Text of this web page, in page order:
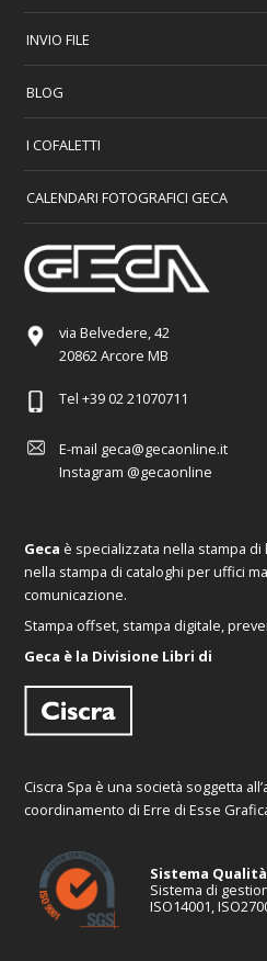
INVIO FILE
BLOG
I COFALETTI
CALENDARI FOTOGRAFICI GECA
via Belvedere, 42
20862 Arcore MB
Tel +39 02 21070711
E-mail geca@gecaonline.it
Instagram @gecaonline
Geca è specializzata nella stampa
nella stampa di cataloghi per uffici
comunicazione.
Stampa offset, stampa digitale,
Geca è la Divisione Libri di
Ciscra Spa è una società soggetta
coordinamento di Erre di Esse
Sistema Qualità
Sistema di
ISO14001,